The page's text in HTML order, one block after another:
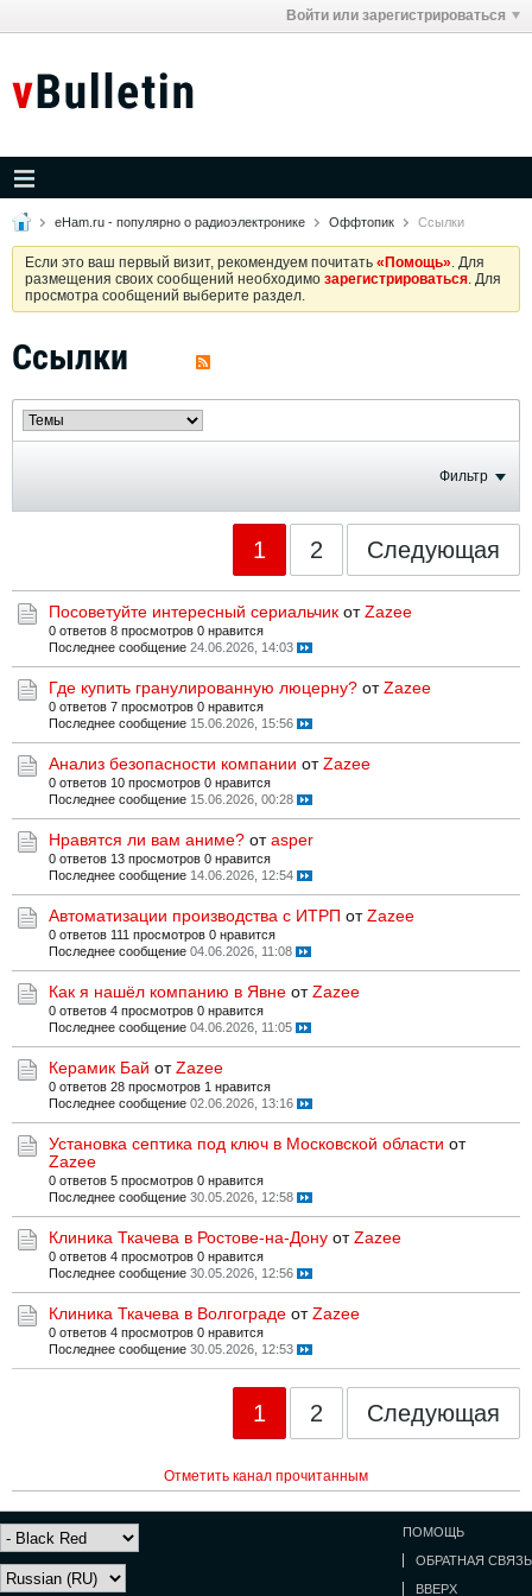
Войти или зарегистрироваться
eHam.ru - популярно о радиоэлектронике Оффтопик Ссылки
Если это ваш первый визит, рекомендуем почитать «Помощь». Для
размещения своих сообщений необходимо зарегистрироваться. Для
просмотра сообщений выберите раздел.
Ссылки
Фильтр
1 2 Следующая
Посоветуйте интересный сериальчик отZazee
0 ответов 8 просмотров 0 нравится
Последнее сообщение 24.06.2026, 14:03
Где купить гранулированную люцерну? отZazee
0 ответов 7 просмотров 0 нравится
Последнее сообщение 15.06.2026, 15:56
Анализ безопасности компании отZazee
0 ответов 10 просмотров 0 нравится
Последнее сообщение 15.06.2026, 00:28
Нравятся ли вам аниме? отasper
0 ответов 13 просмотров 0 нравится
Последнее сообщение 14.06.2026, 12:54
Автоматизации производства с ИТРП отZazee
0 ответов 111 просмотров 0 нравится
Последнее сообщение 04.06.2026, 11:08
Как я нашёл компанию в Явне отZazee
0 ответов 4 просмотров 0 нравится
Последнее сообщение 04.06.2026, 11:05
Керамик Бай отZazee
0 ответов 28 просмотров 1 нравится
Последнее сообщение 02.06.2026, 13:16
Установка септика под ключ в Московской области от
Zazee
0 ответов 5 просмотров 0 нравится
Последнее сообщение 30.05.2026, 12:58
Клиника Ткачева в Ростове-на-Дону отZazee
0 ответов 4 просмотров 0 нравится
Последнее сообщение 30.05.2026, 12:56
Клиника Ткачева в Волгограде отZazee
0 ответов 4 просмотров 0 нравится
Последнее сообщение 30.05.2026, 12:53
1 2 Следующая
Отметить канал прочитанным
ПОМОЩЬ
ОБРАТНАЯ СВЯЗЬ
ВВЕРХ